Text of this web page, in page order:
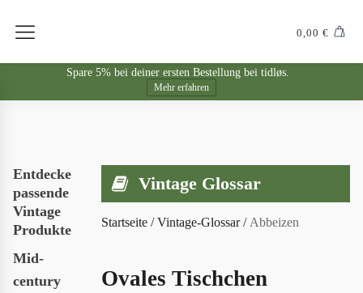
0,00 €
Spare 5% bei deiner ersten Bestellung bei tidløs.
Mehr erfahren
Entdecke
passende
Vintage
Produkte
Mid-
century
Vintage Glossar
Startseite /Vintage-Glossar/ Abbeizen
Ovales Tischchen